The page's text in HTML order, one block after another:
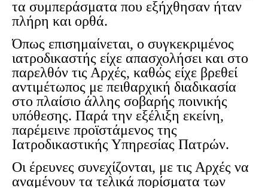
τα συμπεράσματα που εξήχθησαν ήταν
πλήρη και ορθά.
Όπως επισημαίνεται, ο συγκεκριμένος
ιατροδικαστής είχε απασχολήσει και στο
παρελθόν τις Αρχές, καθώς είχε βρεθεί
αντιμέτωπος με πειθαρχική διαδικασία
στο πλαίσιο άλλης σοβαρής ποινικής
υπόθεσης. Παρά την εξέλιξη εκείνη,
παρέμεινε προϊστάμενος της
Ιατροδικαστικής Υπηρεσίας Πατρών.
Οι έρευνες συνεχίζονται, με τις Αρχές να
αναμένουν τα τελικά πορίσματα των